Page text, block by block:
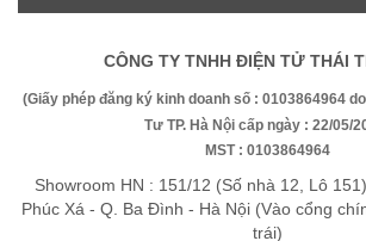
CÔNG TY TNHH ĐIỆN TỬ THÁI
(Giấy phép đăng ký kinh doanh số : 0103864964
Tư TP. Hà Nội cấp ngày : 22/05/
MST : 0103864964
Showroom HN : 151/12 (Số nhà 12, Lô
Phúc Xá - Q. Ba Đình - Hà Nội (Vào cổng
trái)